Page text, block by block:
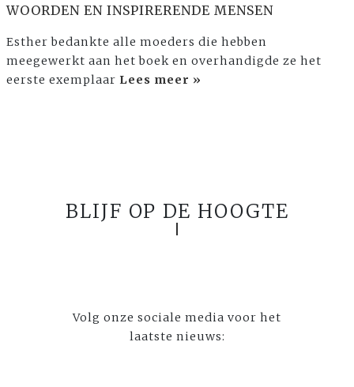
WOORDEN EN INSPIRERENDE MENSEN
Esther bedankte alle moeders die hebben
meegewerkt aan het boek en overhandigde ze het
eerste exemplaar Lees meer »
BLIJF OP DE HOOGTE
Volg onze sociale media voor het
laatste nieuws: